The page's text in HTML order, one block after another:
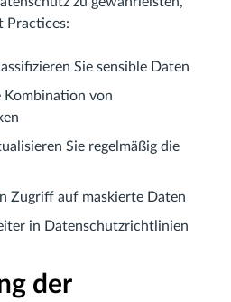
Practices:
Sie sensible Daten
Kombination von
Sie regelmäßig die
Zugriff auf maskierte Daten
in Datenschutzrichtlinien
der